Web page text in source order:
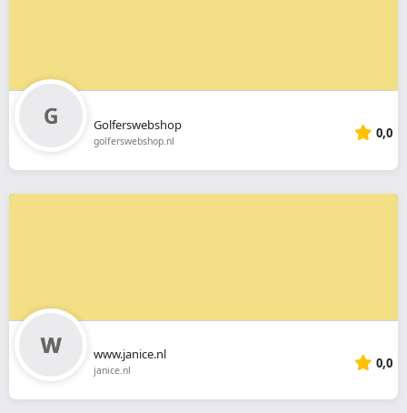
Golferswebshop
golferswebshop.nl 0,0
www.janice.nl
janice.nl 0,0